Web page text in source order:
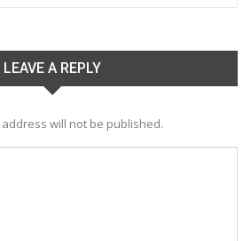
LEAVE A REPLY
will not be published.